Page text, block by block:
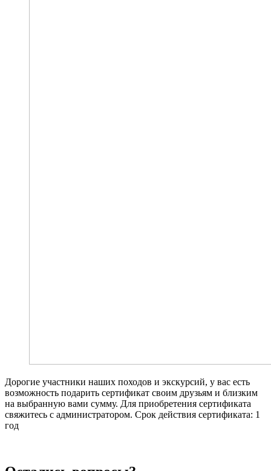
Дорогие участники наших походов и экскурсий, у вас есть
возможность подарить сертификат своим друзьям и близким
на выбранную вами сумму. Для приобретения сертификата
свяжитесь с администратором. Срок действия сертификата: 1
год